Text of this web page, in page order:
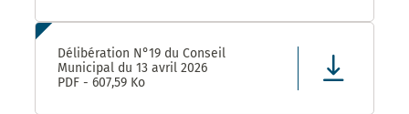
Délibération N°19 du Conseil
Municipal du 13 avril 2026
PDF - 607,59 Ko